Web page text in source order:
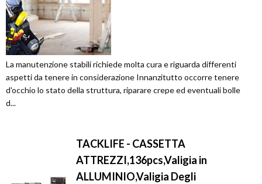
La manutenzione stabili richiede molta cura e riguarda differenti
aspetti da tenere in considerazione Innanzitutto occorre tenere
d'occhio lo stato della struttura, riparare crepe ed eventuali bolle
d...
TACKLIFE - CASSETTA
ATTREZZI,136pcs,Valigia in
ALLUMINIO,Valigia Degli